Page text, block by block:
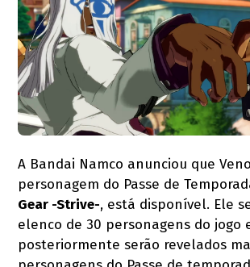
A Bandai Namco anunciou que
personagem do Passe de
Gear -Strive-, está disponível. Ele
elenco de 30 personagens do jogo
posteriormente serão revelados